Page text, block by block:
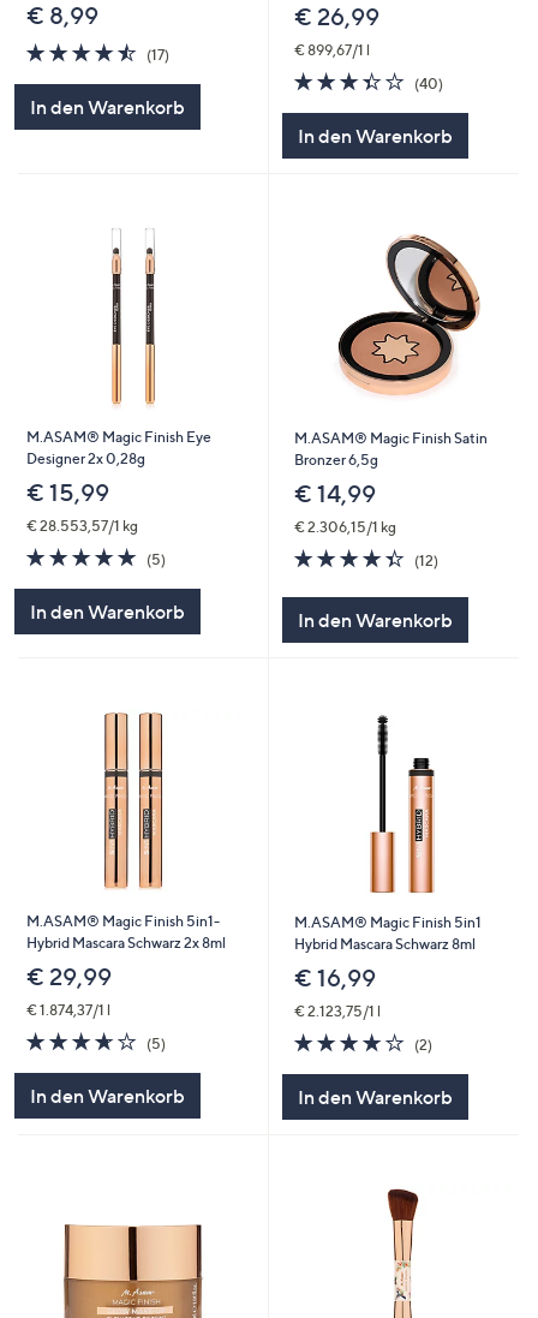
€ 8,99
4.5
von
(17)17
In den Warenkorb
€ 26,99
€ 899,67/1 l
3.4
von
(40)40
In den Warenkorb
M.ASAM® Magic Finish Eye
Designer 2x 0,28g
€ 15,99
€ 28.553,57/1 kg
5.0
von
(5)5
In den Warenkorb
M.ASAM® Magic Finish Satin
Bronzer 6,5g
€ 14,99
€ 2.306,15/1 kg
4.3
von
5
(12)12
In den Warenkorb
M.ASAM® Magic Finish 5in1-
Hybrid Mascara Schwarz 2x 8ml
€ 29,99
€ 1.874,37/1 l
3.6
von
(5)5
In den Warenkorb
M.ASAM® Magic Finish 5in1
Hybrid Mascara Schwarz 8ml
€ 16,99
€ 2.123,75/1 l
4.0
von
(2)2
In den Warenkorb